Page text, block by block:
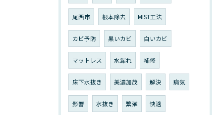
尾西市 根本除去 MIST工法
カビ予防 黒いカビ 白いカビ
マットレス 水漏れ 補修
床下水抜き 美濃加茂 解決 病気
影響 水抜き 繁殖 快適